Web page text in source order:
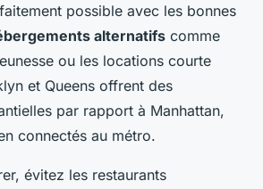
possible avec les bonnes
alternatifs comme
ou les locations courte
et Queens offrent des
par rapport à Manhattan,
connectés au métro.
évitez les restaurants